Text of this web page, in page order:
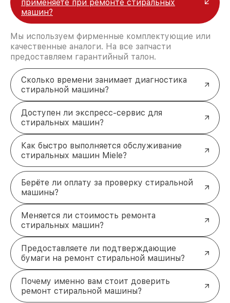
восстановительных работ;
услуги курьера для владельцев
обеспечат доставку устройств в сервис в
полной сохранности и бесплатно.
За годы своей деятельности мы получали только
положительные отзывы и обрели отличную
репутацию. Мы постоянно совершенствуемся и
стараемся каждый день делать наш сервис еще
лучше!
применяете при ремонте стиральных
машин?
Мы используем фирменные комплектующие или
качественные аналоги. На все запчасти
предоставляем гарантийный талон.
Сколько времени занимает диагностика
стиральной машины?
Доступен ли экспресс-сервис для
стиральных машин?
Как быстро выполняется обслуживание
стиральных машин Miele?
Берёте ли оплату за проверку стиральной
машины?
Меняется ли стоимость ремонта
стиральных машин?
Предоставляете ли подтверждающие
бумаги на ремонт стиральной машины?
Почему именно вам стоит доверить
ремонт стиральной машины?